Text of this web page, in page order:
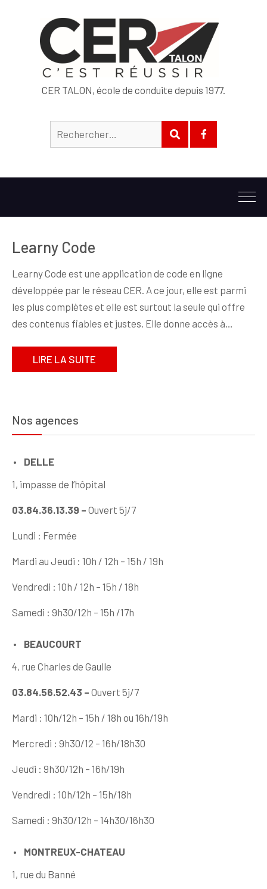
CER TALON, école de conduite depuis 1977.
Rechercher :
RECHERCHER
Facebook
Learny Code
Learny Code est une application de code en ligne
développée par le réseau CER. A ce jour, elle est parmi
les plus complètes et elle est surtout la seule qui offre
des contenus fiables et justes. Elle donne accès à…
LIRE LA SUITE
Nos agences
DELLE
1, impasse de l’hôpital
03.84.36.13.39 – Ouvert 5j/7
Lundi : Fermée
Mardi au Jeudi : 10h / 12h – 15h / 19h
Vendredi : 10h / 12h – 15h / 18h
Samedi : 9h30/12h – 15h /17h
BEAUCOURT
4, rue Charles de Gaulle
03.84.56.52.43 – Ouvert 5j/7
Mardi : 10h/12h – 15h / 18h ou 16h/19h
Mercredi : 9h30/12 – 16h/18h30
Jeudi : 9h30/12h – 16h/19h
Vendredi : 10h/12h – 15h/18h
Samedi : 9h30/12h – 14h30/16h30
MONTREUX-CHATEAU
1, rue du Banné